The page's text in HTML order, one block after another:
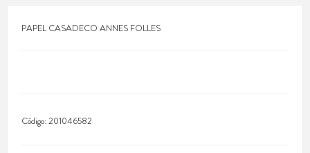
PAPEL CASADECO ANNES FOLLES
Código:201046582